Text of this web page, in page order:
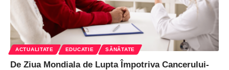
ACTUALITATE EDUCATIE SĂNĂTATE
De Ziua Mondiala de Lupta Împotriva Cancerului-